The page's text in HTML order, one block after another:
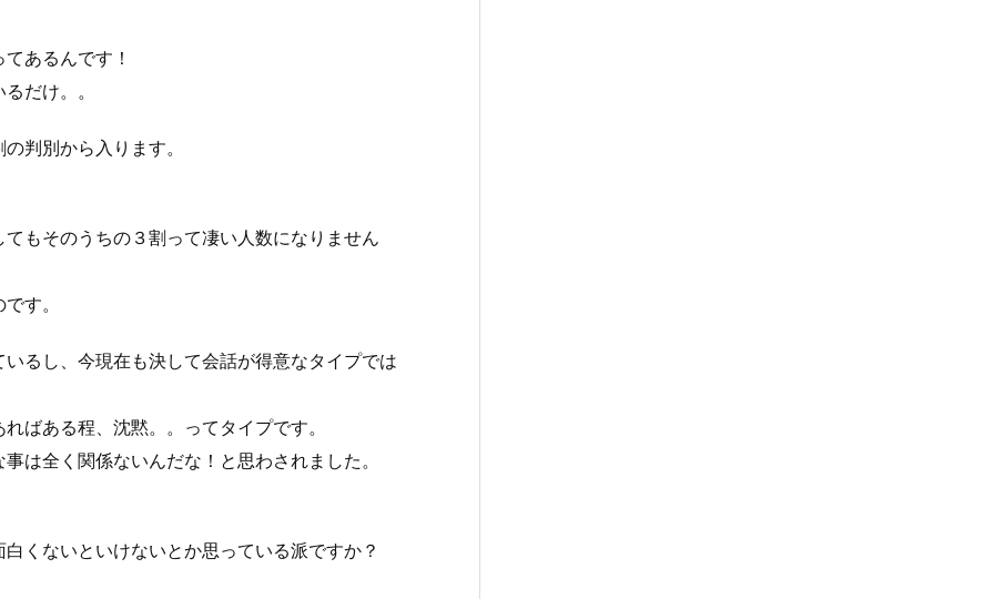
あるんです！
だけ。。
判別から入ります。
もそのうちの３割って凄い人数になりません
す。
るし、今現在も決して会話が得意なタイプでは
ばある程、沈黙。。ってタイプです。
は全く関係ないんだな！と思わされました。
くないといけないとか思っている派ですか？